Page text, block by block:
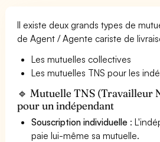
Il existe deux grands types de
de Agent / Agente cariste de
Les mutuelles collectives
Les mutuelles TNS pour les
🔹 Mutuelle TNS (Travailleur
pour un indépendant
Souscription individuelle :
paie lui-même sa mutuelle.